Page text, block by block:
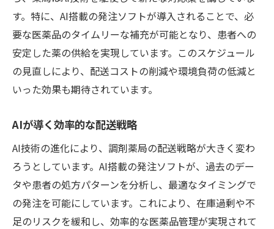
す。特に、AI搭載の発注ソフトが導入されることで、必
要な医薬品のタイムリーな補充が可能となり、患者への
安定した薬の供給を実現しています。このスケジュール
の見直しにより、配送コストの削減や環境負荷の低減と
いった効果も期待されています。
AIが導く効率的な配送戦略
AI技術の進化により、調剤薬局の配送戦略が大きく変わ
ろうとしています。AI搭載の発注ソフトが、過去のデー
タや患者の処方パターンを分析し、最適なタイミングで
の発注を可能にしています。これにより、在庫過剰や不
足のリスクを緩和し、効率的な医薬品管理が実現されて